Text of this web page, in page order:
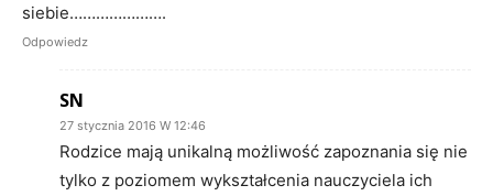
siebie………………….
Odpowiedz
SN
27 stycznia 2016 W 12:46
Rodzice mają unikalną możliwość zapoznania się nie
tylko z poziomem wykształcenia nauczyciela ich